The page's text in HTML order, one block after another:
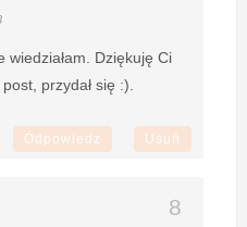
wiedziałam. Dziękuję Ci
przydał się :).
Odpowiedz Usuń